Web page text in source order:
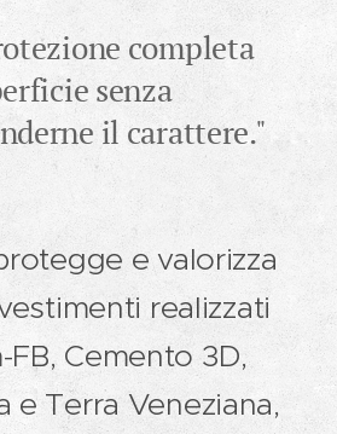
completa
senza
il carattere."
e valorizza
realizzati
Cemento 3D,
e Terra Veneziana,